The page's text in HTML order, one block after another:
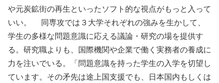
や元炭鉱街の再生といったソフト的な視点がもっと入って
いい。 同専攻では３大学それぞれの強みを生かして、
学生の多様な問題意識に応える議論・研究の場を提供す
る。研究職よりも、国際機関や企業で働く実務者の養成に
力を注いでいる。「問題意識を持った学生の入学を切望し
ています。その矛先は途上国支援でも、日本国内もしくは